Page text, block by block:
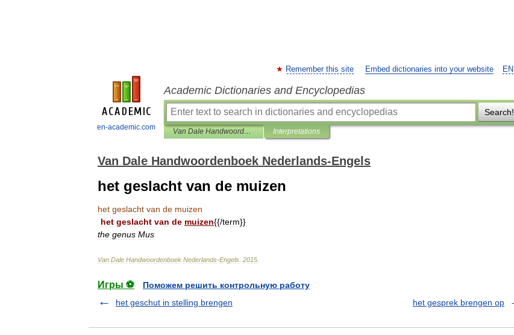
en-academic.com
EN
Remember this site Embed dictionaries into your website
Academic Dictionaries and Encyclopedias
Search!
Van Dale Handwoordenboek Nederlands-Engels Interpretations
Van Dale Handwoordenboek Nederlands-Engels
het geslacht van de muizen
het geslacht van de muizen
het geslacht van de muizen{{/term}}
the genus Mus
Van Dale Handwoordenboek Nederlands-Engels 2015
Игры ⚽
Поможем решить контрольную работу
het geschut in stelling brengen
het gesprek brengen op